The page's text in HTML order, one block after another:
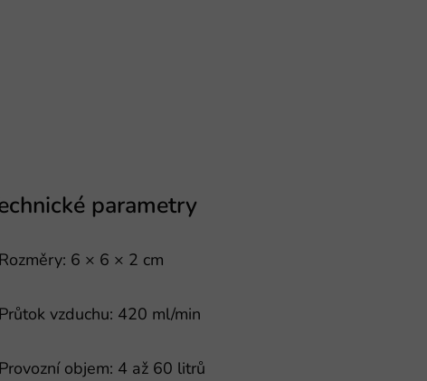
parametry
Rozměry: 6 × 6 × 2 cm
Průtok vzduchu: 420 ml/min
Provozní objem: 4 až 60 litrů